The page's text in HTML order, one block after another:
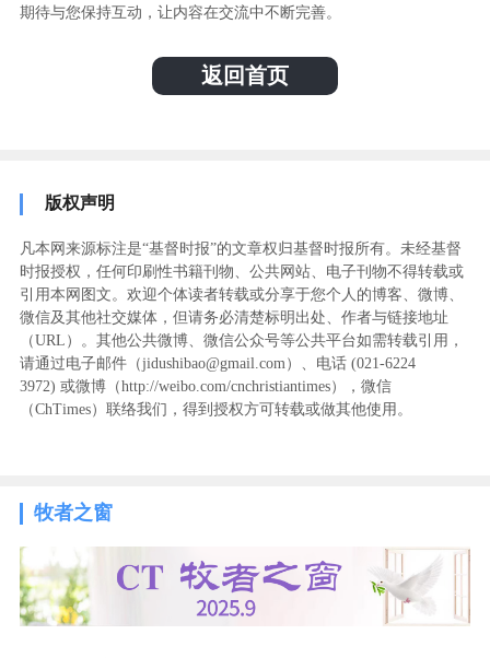
期待与您保持互动，让内容在交流中不断完善。
返回首页
版权声明
凡本网来源标注是“基督时报”的文章权归基督时报所有。未经基督
时报授权，任何印刷性书籍刊物、公共网站、电子刊物不得转载或
引用本网图文。欢迎个体读者转载或分享于您个人的博客、微博、
微信及其他社交媒体，但请务必清楚标明出处、作者与链接地址
（URL）。其他公共微博、微信公众号等公共平台如需转载引用，
请通过电子邮件（jidushibao@gmail.com）、电话 (021-6224
3972) ‬或微博（http://weibo.com/cnchristiantimes），微信
（ChTimes）联络我们，得到授权方可转载或做其他使用。
牧者之窗